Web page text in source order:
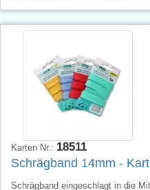
Karten Nr.: 18511
Schrägband 14mm -
Schrägband eingeschlagt in die